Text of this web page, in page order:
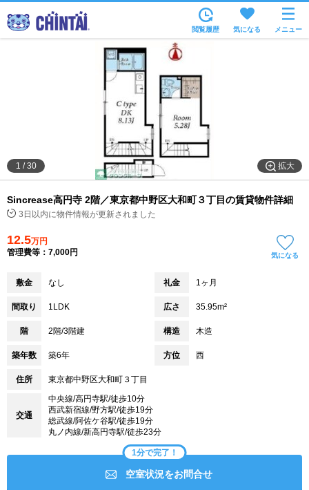
沿線・駅から
家賃相場から
通勤通学時間から
物件特集から
不動産会社から
TOP
閲覧履歴 気になる メニュー
拡大
1 /30
Sincrease高円寺 2階／東京都中野区大和町３丁目の賃貸物件詳細
3日以内に物件情報が更新されました
12.5万円
管理費等：7,000円
気になる
敷金 なし 礼金 1ヶ月
間取り 1LDK 広さ 35.95m²
階 2階/3階建 構造 木造
築年数 築6年 方位 西
住所 東京都中野区大和町３丁目
交通
中央線/高円寺駅/徒歩10分
西武新宿線/野方駅/徒歩19分
総武線/阿佐ケ谷駅/徒歩19分
丸ノ内線/新高円寺駅/徒歩23分
1分で完了！
空室状況をお問合せ